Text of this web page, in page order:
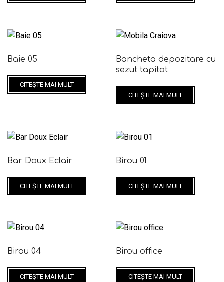
Baie 05
CITEȘTE MAI MULT
Bancheta depozitare cu
sezut tapitat
CITEȘTE MAI MULT
Bar Doux Eclair
CITEȘTE MAI MULT
Birou 01
CITEȘTE MAI MULT
Birou 04
CITEȘTE MAI MULT
Birou office
CITEȘTE MAI MULT